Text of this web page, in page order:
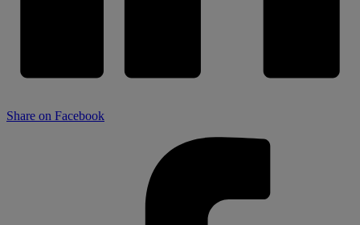
Share on Facebook